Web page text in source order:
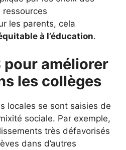
les parents, cela
à l’éducation.
pour améliorer
les collèges
locales se sont saisies de
sociale. Par exemple,
très défavorisés
dans d’autres